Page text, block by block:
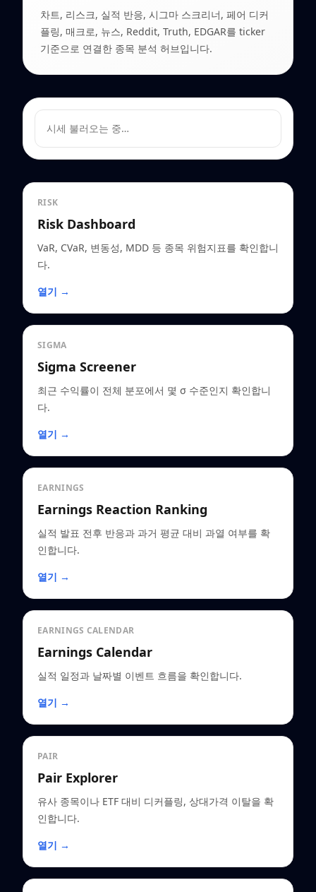
차트, 리스크, 실적 반응, 시그마 스크리너, 페어 디커
플링, 매크로, 뉴스, Reddit, Truth, EDGAR를 ticker
기준으로 연결한 종목 분석 허브입니다.
시세 불러오는 중…
RISK
Risk Dashboard
VaR, CVaR, 변동성, MDD 등 종목 위험지표를 확인합니
다.
열기 →
SIGMA
Sigma Screener
최근 수익률이 전체 분포에서 몇 σ 수준인지 확인합니
다.
열기 →
EARNINGS
Earnings Reaction Ranking
실적 발표 전후 반응과 과거 평균 대비 과열 여부를 확
인합니다.
열기 →
EARNINGS CALENDAR
Earnings Calendar
실적 일정과 날짜별 이벤트 흐름을 확인합니다.
열기 →
PAIR
Pair Explorer
유사 종목이나 ETF 대비 디커플링, 상대가격 이탈을 확
인합니다.
열기 →